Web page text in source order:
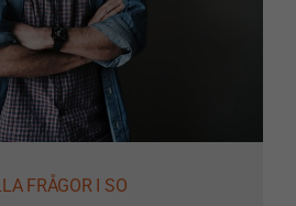
FRÅGOR I SO